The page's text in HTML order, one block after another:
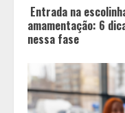
Entrada na
amamentação: 6
nessa fase